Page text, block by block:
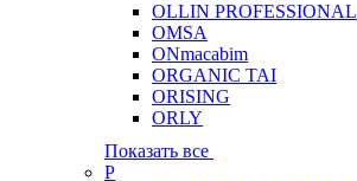
OLLIN PROFESSIONAL
OMSA
ONmacabim
ORGANIC TAI
ORISING
ORLY
Показать все
P